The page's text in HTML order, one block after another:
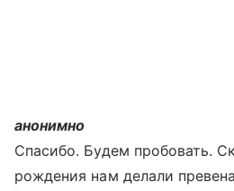
анонимно
Спасибо. Будем пробовать.
рождения нам делали